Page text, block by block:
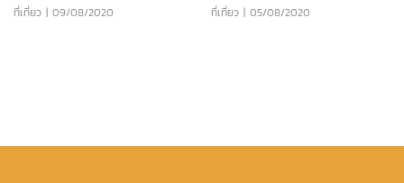
ที่เที่ยว | 09/08/2020 ที่เที่ยว | 05/08/2020